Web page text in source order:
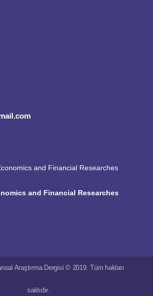
and Financial Researches
and Financial Researches
Araştırma Dergisi © 2019. Tüm hakları
saklıdır.